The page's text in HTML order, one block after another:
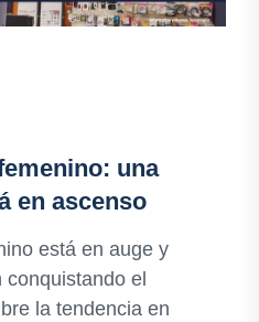
una
en ascenso
está en auge y
el
la tendencia en